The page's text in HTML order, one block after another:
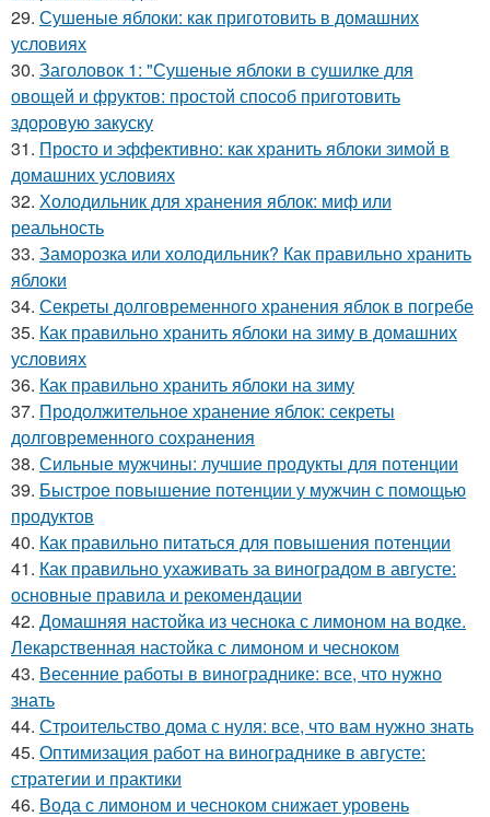
29. Сушеные яблоки: как приготовить в домашних
условиях
30. Заголовок 1: "Сушеные яблоки в сушилке для
овощей и фруктов: простой способ приготовить
здоровую закуску
31. Просто и эффективно: как хранить яблоки зимой в
домашних условиях
32. Холодильник для хранения яблок: миф или
реальность
33. Заморозка или холодильник? Как правильно хранить
яблоки
34. Секреты долговременного хранения яблок в погребе
35. Как правильно хранить яблоки на зиму в домашних
условиях
36. Как правильно хранить яблоки на зиму
37. Продолжительное хранение яблок: секреты
долговременного сохранения
38. Сильные мужчины: лучшие продукты для потенции
39. Быстрое повышение потенции у мужчин с помощью
продуктов
40. Как правильно питаться для повышения потенции
41. Как правильно ухаживать за виноградом в августе:
основные правила и рекомендации
42. Домашняя настойка из чеснока с лимоном на водке.
Лекарственная настойка с лимоном и чесноком
43. Весенние работы в винограднике: все, что нужно
знать
44. Строительство дома с нуля: все, что вам нужно знать
45. Оптимизация работ на винограднике в августе:
стратегии и практики
46. Вода с лимоном и чесноком снижает уровень